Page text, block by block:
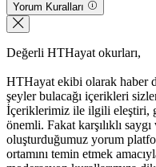
Yorum Kuralları
Değerli HTHayat okurları,
HTHayat ekibi olarak haber
şeyler bulacağı içerikleri
İçeriklerimiz ile ilgili eleştiri,
önemli. Fakat karşılıklı
oluşturduğumuz yorum
ortamını temin etmek